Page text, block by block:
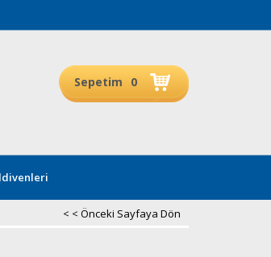
Sepetim 0
< < Önceki Sayfaya Dön